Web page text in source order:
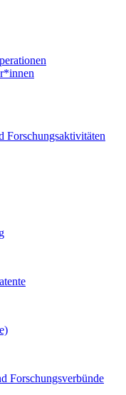
Forschungsaktivitäten
Forschungsverbünde